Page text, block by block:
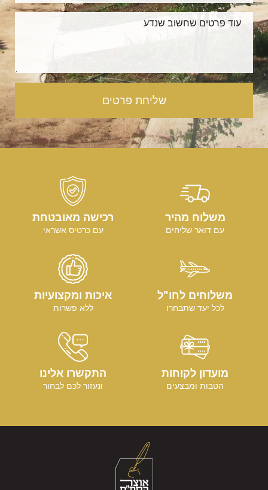
שליחת פרטים
משלוח מהיר
עם דואר שליחים
רכישה מאובטחת
עם כרטיס אשראי
משלוחים לחו"ל
לכל יעד שתבחרו
איכות ומקצועיות
ללא פשרות
מועדון לקוחות
הטבות ומבצעים
התקשרו אלינו
ונעזור לכם לבחור